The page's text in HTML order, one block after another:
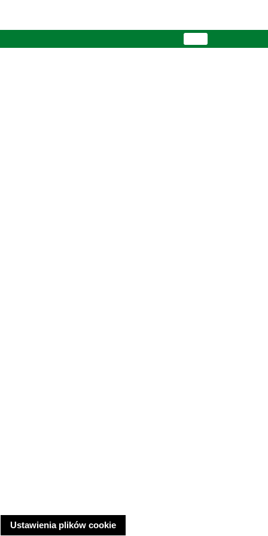
Ustawienia plików cookie